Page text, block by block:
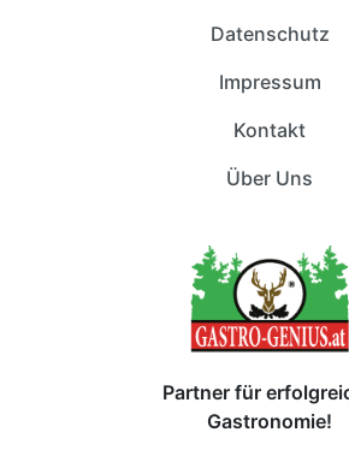
Datenschutz
Impressum
Kontakt
Über Uns
Partner für
Gastronomie!